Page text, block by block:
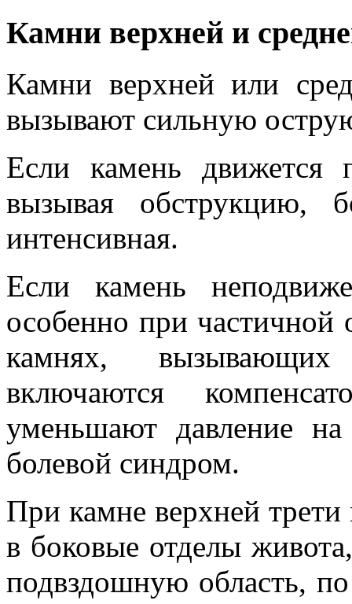
Камни верхней и
Камни верхней или
вызывают сильную
Если камень движется
вызывая обструкцию,
интенсивная.
Если камень
особенно при
камнях,
включаются
уменьшают давление
болевой синдром.
При камне верхней трети
в боковые отделы
подвздошную область,